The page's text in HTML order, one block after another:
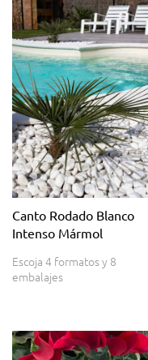
Canto Rodado Blanco
Intenso Mármol
Escoja 4 formatos y 8
embalajes